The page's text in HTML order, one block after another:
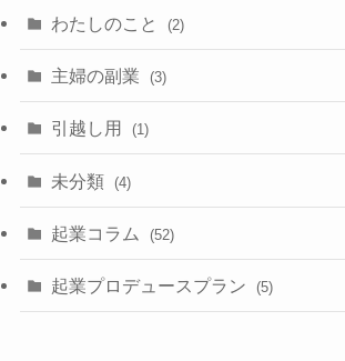
わたしのこと (2)
主婦の副業 (3)
引越し用 (1)
未分類 (4)
起業コラム (52)
起業プロデュースプラン (5)